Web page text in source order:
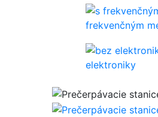
frekvenčným
elektroniky